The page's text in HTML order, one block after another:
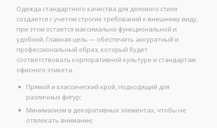
Одежда стандартного качества для делового стиля
создается с учетом строгих требований к внешнему виду,
при этом остается максимально функциональной и
удобной. Главная цель — обеспечить аккуратный и
профессиональный образ, который будет
соответствовать корпоративной культуре и стандартам
офисного этикета.
Прямой и классический крой, подходящий для
различных фигур;
Минимализм в декоративных элементах, чтобы не
отвлекать внимание;